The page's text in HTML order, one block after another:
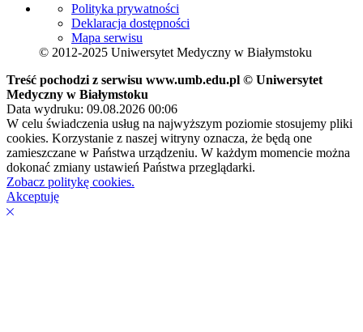
Polityka prywatności
Deklaracja dostępności
Mapa serwisu
© 2012-2025 Uniwersytet Medyczny w Białymstoku
Treść pochodzi z serwisu www.umb.edu.pl © Uniwersytet
Medyczny w Białymstoku
Data wydruku: 09.08.2026 00:06
W celu świadczenia usług na najwyższym poziomie stosujemy pliki
cookies. Korzystanie z naszej witryny oznacza, że będą one
zamieszczane w Państwa urządzeniu. W każdym momencie można
dokonać zmiany ustawień Państwa przeglądarki.
Zobacz politykę cookies.
Akceptuję